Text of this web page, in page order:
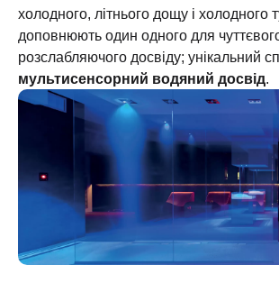
холодного, літнього дощу і холодного
доповнюють один одного для
розслабляючого досвіду; унікальний
мультисенсорний водяний досвід.